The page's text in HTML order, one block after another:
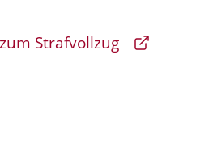
Strafvollzug